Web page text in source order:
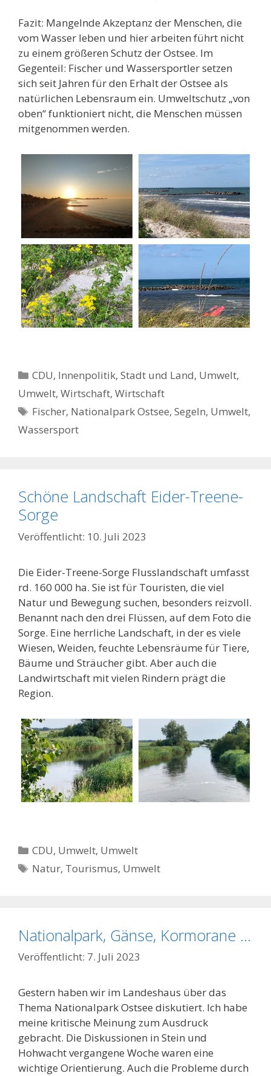
Fazit: Mangelnde Akzeptanz der Menschen, die
vom Wasser leben und hier arbeiten führt nicht
zu einem größeren Schutz der Ostsee. Im
Gegenteil: Fischer und Wassersportler setzen
sich seit Jahren für den Erhalt der Ostsee als
natürlichen Lebensraum ein. Umweltschutz „von
oben“ funktioniert nicht, die Menschen müssen
mitgenommen werden.
Kategorien
CDU, Innenpolitik, Stadt und Land, Umwelt,
Umwelt, Wirtschaft, Wirtschaft
Schlagwörter
Fischer, Nationalpark Ostsee,Segeln, Umwelt,
Wassersport
Schöne Landschaft Eider-Treene-
Sorge
10. Juli 2023
Die Eider-Treene-Sorge Flusslandschaft umfasst
rd. 160 000 ha. Sie ist für Touristen, die viel
Natur und Bewegung suchen, besonders reizvoll.
Benannt nach den drei Flüssen, auf dem Foto die
Sorge. Eine herrliche Landschaft, in der es viele
Wiesen, Weiden, feuchte Lebensräume für Tiere,
Bäume und Sträucher gibt. Aber auch die
Landwirtschaft mit vielen Rindern prägt die
Region.
Kategorien
CDU, Umwelt, Umwelt
Schlagwörter
Natur, Tourismus, Umwelt
Nationalpark, Gänse, Kormorane …
7. Juli 2023
Gestern haben wir im Landeshaus über das
Thema Nationalpark Ostsee diskutiert. Ich habe
meine kritische Meinung zum Ausdruck
gebracht. Die Diskussionen in Stein und
Hohwacht vergangene Woche waren eine
wichtige Orientierung. Auch die Probleme durch